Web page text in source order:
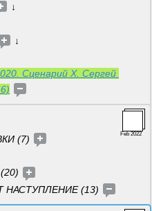
↓
↓
Сценарий Х. Сергей
Feb 2022
(7)
(13)